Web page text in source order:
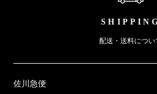
配送・送料につい
佐川急便